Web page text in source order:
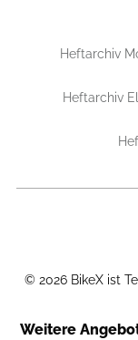
Heftarchiv
Heftarchiv
© 2026 BikeX ist
Weitere